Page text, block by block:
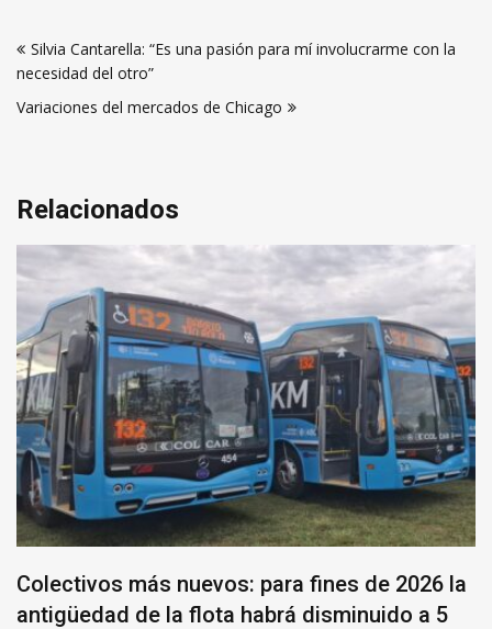
de
entradas
Silvia Cantarella: “Es una pasión para mí involucrarme con la
necesidad del otro”
Variaciones del mercados de Chicago
Relacionados
Colectivos más nuevos: para fines de 2026 la
antigüedad de la flota habrá disminuido a 5